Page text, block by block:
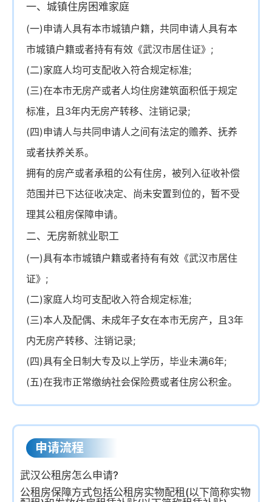
一、城镇住房困难家庭
(一)申请人具有本市城镇户籍，共同申请人具有本
市城镇户籍或者持有有效《武汉市居住证》;
(二)家庭人均可支配收入符合规定标准;
(三)在本市无房产或者人均住房建筑面积低于规定
标准，且3年内无房产转移、注销记录;
(四)申请人与共同申请人之间有法定的赡养、抚养
或者扶养关系。
拥有的房产或者承租的公有住房，被列入征收补偿
范围并已下达征收决定、尚未安置到位的，暂不受
理其公租房保障申请。
二、无房新就业职工
(一)具有本市城镇户籍或者持有有效《武汉市居住
证》;
(二)家庭人均可支配收入符合规定标准;
(三)本人及配偶、未成年子女在本市无房产，且3年
内无房产转移、注销记录;
(四)具有全日制大专及以上学历，毕业未满6年;
(五)在我市正常缴纳社会保险费或者住房公积金。
申请流程
武汉公租房怎么申请?
公租房保障方式包括公租房实物配租(以下简称实物